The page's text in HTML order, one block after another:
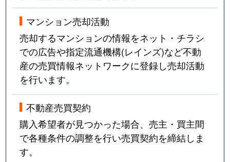
マンション売却活動
売却するマンションの情報をネット・チラシ
での広告や指定流通機構(レインズ)など不動
産の売買情報ネットワークに登録し売却活動
を行います。
不動産売買契約
購入希望者が見つかった場合、売主・買主間
で各種条件の調整を行い売買契約を締結しま
す。